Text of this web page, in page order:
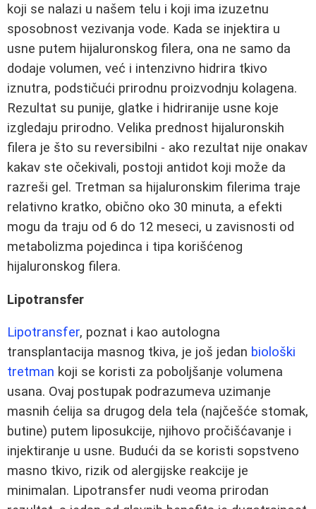
koji se nalazi u našem telu i koji ima izuzetnu
sposobnost vezivanja vode. Kada se injektira u
usne putem hijaluronskog filera, ona ne samo da
dodaje volumen, već i intenzivno hidrira tkivo
iznutra, podstičući prirodnu proizvodnju kolagena.
Rezultat su punije, glatke i hidriranije usne koje
izgledaju prirodno. Velika prednost hijaluronskih
filera je što su reversibilni - ako rezultat nije onakav
kakav ste očekivali, postoji antidot koji može da
razreši gel. Tretman sa hijaluronskim filerima traje
relativno kratko, obično oko 30 minuta, a efekti
mogu da traju od 6 do 12 meseci, u zavisnosti od
metabolizma pojedinca i tipa korišćenog
hijaluronskog filera.
Lipotransfer
Lipotransfer, poznat i kao autologna
transplantacija masnog tkiva, je još jedan biološki
tretman koji se koristi za poboljšanje volumena
usana. Ovaj postupak podrazumeva uzimanje
masnih ćelija sa drugog dela tela (najčešće stomak,
butine) putem liposukcije, njihovo pročišćavanje i
injektiranje u usne. Budući da se koristi sopstveno
masno tkivo, rizik od alergijske reakcije je
minimalan. Lipotransfer nudi veoma prirodan